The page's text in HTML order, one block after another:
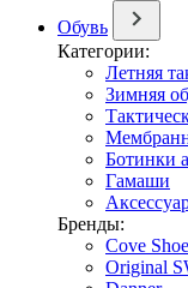
Обувь
Категории:
Летняя
Зимняя
Ботинки
Гамаши
Бренды:
Cove
Original